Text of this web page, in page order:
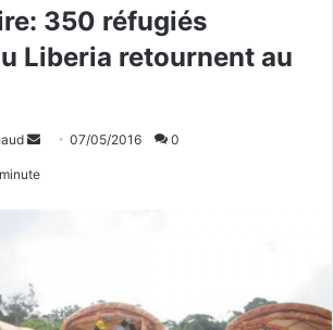
350 réfugiés
Liberia retournent au
u
07/05/2016 0